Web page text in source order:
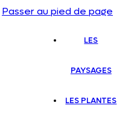
Passer au pied de page
LES
PAYSAGES
LES PLANTES